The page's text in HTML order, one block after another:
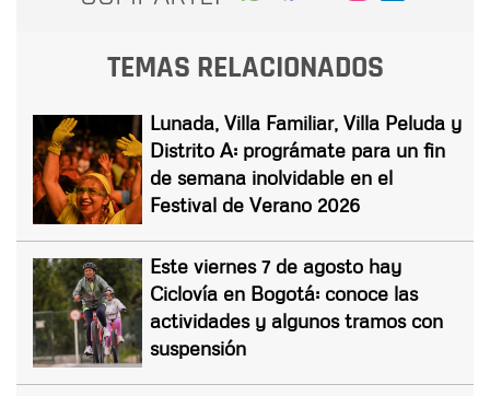
TEMAS RELACIONADOS
Lunada, Villa Familiar, Villa Peluda y
Distrito A: prográmate para un fin
de semana inolvidable en el
Festival de Verano 2026
Este viernes 7 de agosto hay
Ciclovía en Bogotá: conoce las
actividades y algunos tramos con
suspensión